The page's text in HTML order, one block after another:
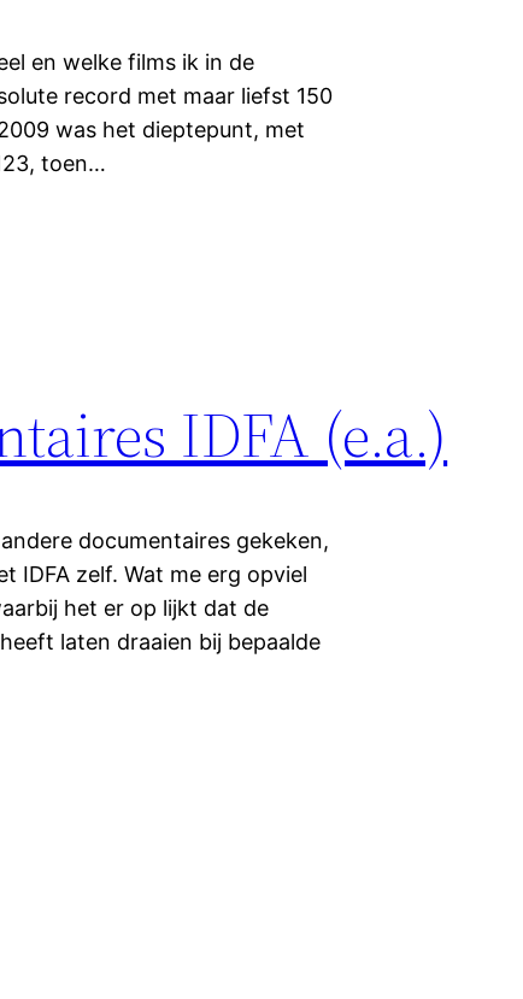
en welke films ik in de
record met maar liefst 150
was het dieptepunt, met
toen…
IDFA (e.a.)
documentaires gekeken,
IDFA zelf. Wat me erg opviel
het er op lijkt dat de
laten draaien bij bepaalde